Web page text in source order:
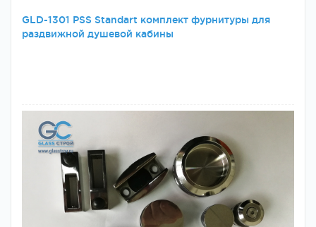
GLD-1301 PSS Standart комплект фурнитуры для
раздвижной душевой кабины